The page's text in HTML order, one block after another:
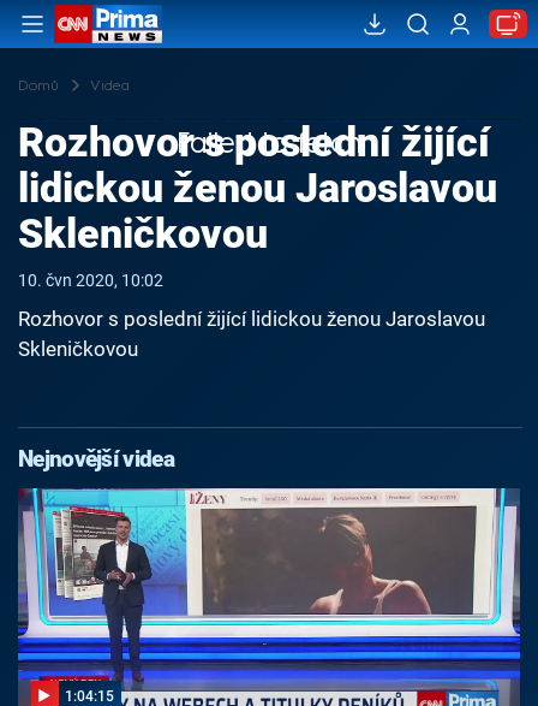
Domů Videa
Failed to fetch
Rozhovor s poslední žijící
lidickou ženou Jaroslavou
Skleničkovou
10. čvn 2020, 10:02
Rozhovor s poslední žijící lidickou ženou Jaroslavou
Skleničkovou
Nejnovější videa
1:04:15